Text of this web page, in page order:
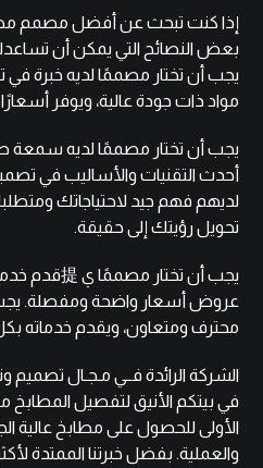
إذا كنت تبحث عن أفضل مصمم
بعض النصائح التي يمكن أن تساعدك
يجب أن تختار مصممًا لديه خبرة
مواد ذات جودة عالية، ويوفر
يجب أن تختار مصممًا لديه سمعة
أحدث التقنيات والأساليب في
لديهم فهم جيد لاحتياجاتك
تحويل رؤيتك إلى حقيقة.
عروض أسعار واضحة ومفصلة.
محترف ومتعاون، ويقدم خدماته
الشركة الرائدة فــي مـجـال تصميم
في بيتكم الأنيق لتفصيل المطابخ
الأولى للحصول على مطابخ عالية